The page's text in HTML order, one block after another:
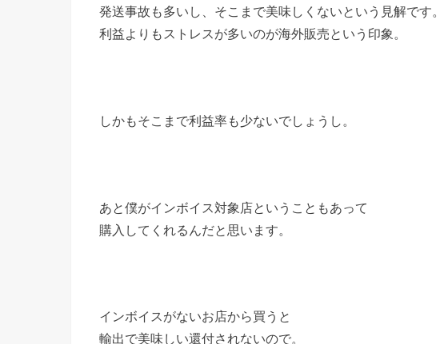
発送事故も多いし、そこまで美味しくないという見解です。
利益よりもストレスが多いのが海外販売という印象。
しかもそこまで利益率も少ないでしょうし。
あと僕がインボイス対象店ということもあって
購入してくれるんだと思います。
インボイスがないお店から買うと
輸出で美味しい還付されないので。